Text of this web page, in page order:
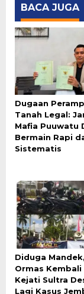
BACA JUGA
Dugaan
Tanah Legal:
Mafia Puuwatu
Bermain Rapi
Sistematis
Diduga
Ormas Kembali
Kejati Sultra
Lagi Kasus